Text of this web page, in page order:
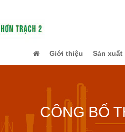
Giới thiệu Sản xuất
CÔNG BỐ